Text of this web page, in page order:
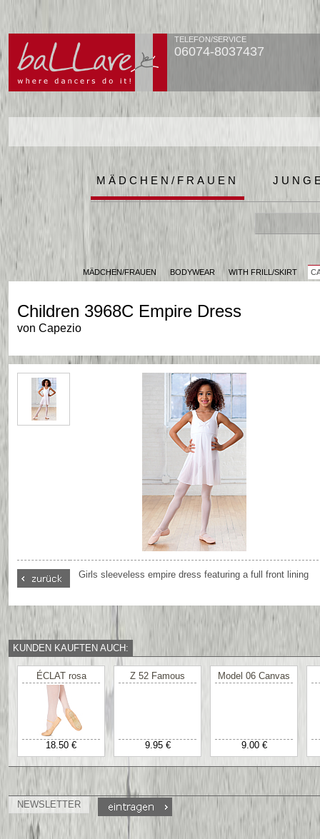
TELEFON/SERVICE
06074-8037437
MÄDCHEN/FRAUEN
MÄDCHEN/FRAUEN BODYWEAR WITH FRILL/SKIRT
Children 3968C Empire Dress
von Capezio
Girls sleeveless empire dress featuring a full front lining
KUNDEN KAUFTEN AUCH:
ÉCLAT rosa
18.50 €
Z 52 Famous
9.95 €
Model 06 Canvas
9.00 €
NEWSLETTER